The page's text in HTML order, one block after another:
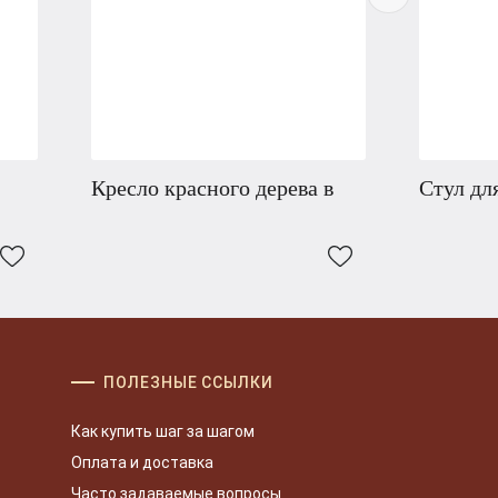
Кресло красного дерева в Стул
ПОЛЕЗНЫЕ ССЫЛКИ
Как купить шаг за шагом
Оплата и доставка
Часто задаваемые вопросы